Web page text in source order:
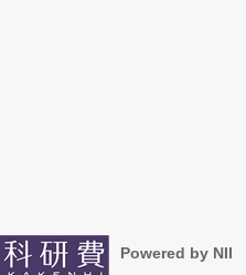
Powered by NII